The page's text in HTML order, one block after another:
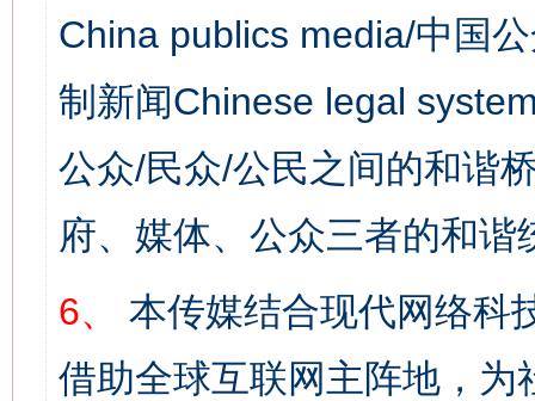
China publics media/中国
制新闻Chinese legal
公众/民众/公民之间的和谐
府、媒体、公众三者的和谐
6、
本传媒结合现代网络科
借助全球互联网主阵地，